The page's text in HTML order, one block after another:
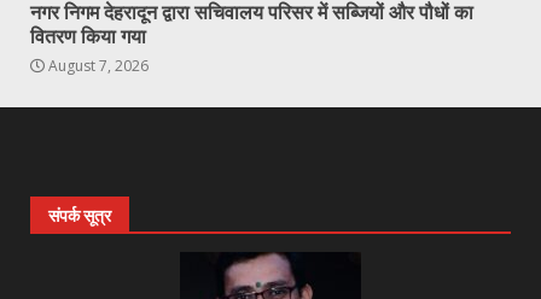
नगर निगम देहरादून द्वारा सचिवालय परिसर में सब्जियों और पौधों का
वितरण किया गया
August 7, 2026
संपर्क सूत्र